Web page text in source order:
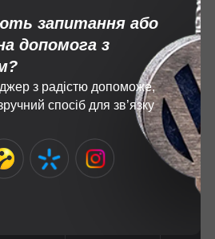
запитання або
допомога з
з радістю допоможе,
спосіб для зв’язку